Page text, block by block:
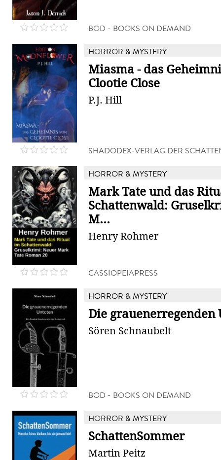
BOD - BOOKS ON DEMAND
HORROR & MYSTERY
Miasma - das
Clootie Close
P.J. Hill
SHADODEX-VERLAG DER
HORROR & MYSTERY
Mark Tate und das
Schattenwald:
M...
Henry Rohmer
CASSIOPEIAPRESS
HORROR & MYSTERY
Die grauenerregenden
Sören Schnaubelt
BOD - BOOKS ON DEMAND
HORROR & MYSTERY
SchattenSommer
Martin Peitz